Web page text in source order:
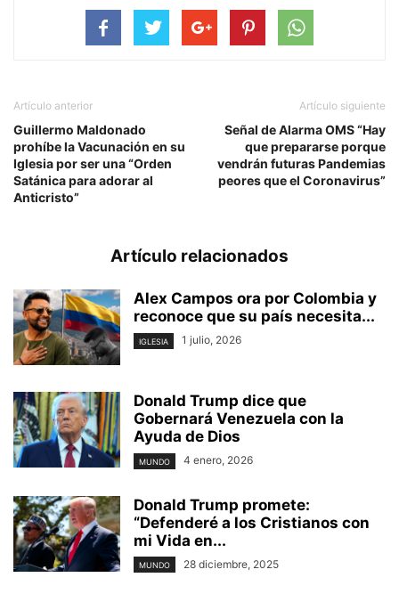
Artículo anterior
Guillermo Maldonado
prohíbe la Vacunación en su
Iglesia por ser una “Orden
Satánica para adorar al
Anticristo”
Artículo siguiente
Señal de Alarma OMS “Hay
que prepararse porque
vendrán futuras Pandemias
peores que el Coronavirus”
Artículo relacionados
Alex Campos ora por Colombia y
reconoce que su país necesita...
IGLESIA 1 julio, 2026
Donald Trump dice que
Gobernará Venezuela con la
Ayuda de Dios
MUNDO 4 enero, 2026
Donald Trump promete:
“Defenderé a los Cristianos con
mi Vida en...
MUNDO 28 diciembre, 2025